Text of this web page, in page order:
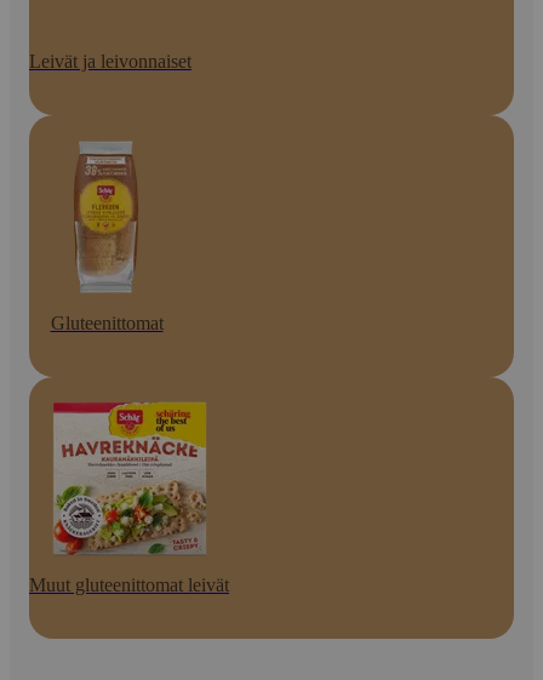
Leivät ja leivonnaiset
Gluteenittomat
Muut gluteenittomat leivät